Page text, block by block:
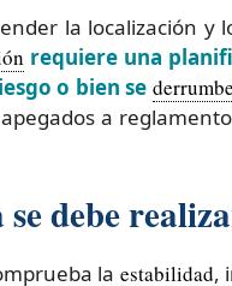
la localización y
requiere una
o bien se derrumbe
a
debe
la estabilidad,